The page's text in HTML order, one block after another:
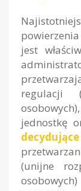
jest
regulacji
jednostkę
(unijne